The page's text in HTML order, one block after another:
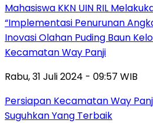
Mahasiswa KKN UIN RIL
“Implementasi Penurunan
Inovasi Olahan Puding Baun
Kecamatan Way Panji
Rabu, 31 Juli 2024 - 09:57 WIB
Persiapan Kecamatan Way
Suguhkan Yang Terbaik